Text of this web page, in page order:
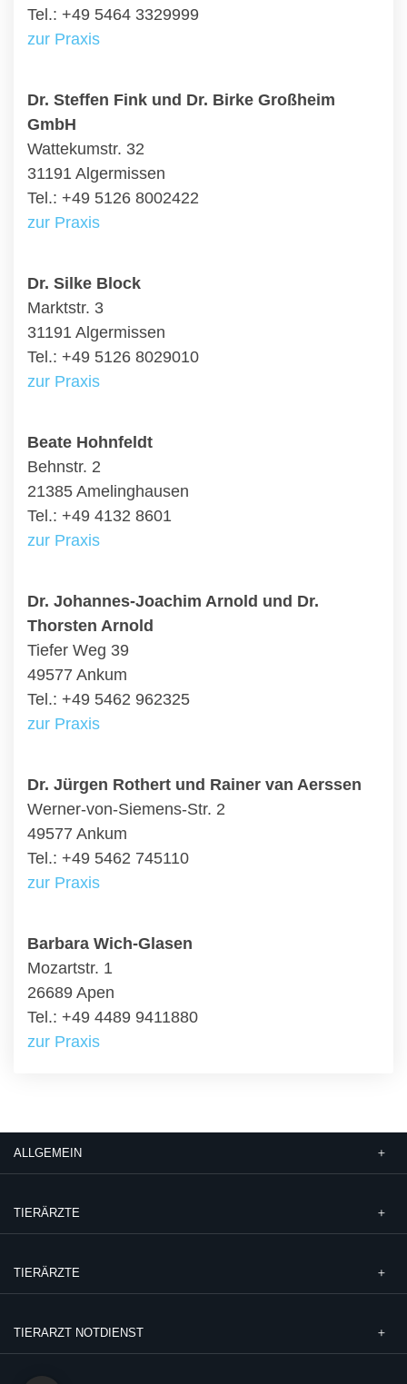
Tel.: +49 5464 3329999
zur Praxis
Dr. Steffen Fink und Dr. Birke Großheim
GmbH
Wattekumstr. 32
31191 Algermissen
Tel.: +49 5126 8002422
zur Praxis
Dr. Silke Block
Marktstr. 3
31191 Algermissen
Tel.: +49 5126 8029010
zur Praxis
Beate Hohnfeldt
Behnstr. 2
21385 Amelinghausen
Tel.: +49 4132 8601
zur Praxis
Dr. Johannes-Joachim Arnold und Dr.
Thorsten Arnold
Tiefer Weg 39
49577 Ankum
Tel.: +49 5462 962325
zur Praxis
Dr. Jürgen Rothert und Rainer van Aerssen
Werner-von-Siemens-Str. 2
49577 Ankum
Tel.: +49 5462 745110
zur Praxis
Barbara Wich-Glasen
Mozartstr. 1
26689 Apen
Tel.: +49 4489 9411880
zur Praxis
ALLGEMEIN
TIERÄRZTE
TIERÄRZTE
TIERARZT NOTDIENST